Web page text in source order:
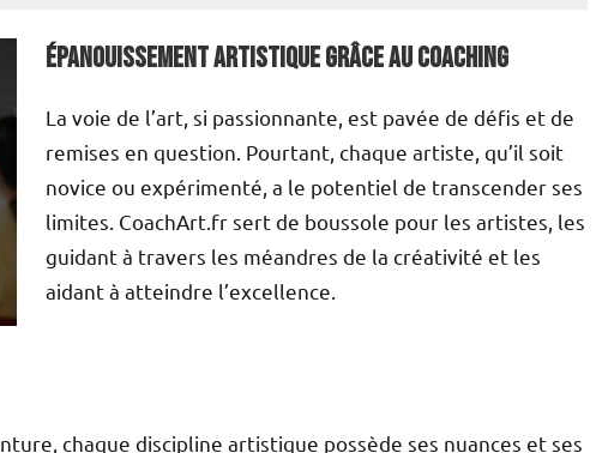
Épanouissement artistique grâce au coaching
La voie de l’art, si passionnante, est pavée de défis et de
remises en question. Pourtant, chaque artiste, qu’il soit
novice ou expérimenté, a le potentiel de transcender ses
limites. CoachArt.fr sert de boussole pour les artistes, les
guidant à travers les méandres de la créativité et les
aidant à atteindre l’excellence.
chaque discipline artistique possède ses nuances et ses